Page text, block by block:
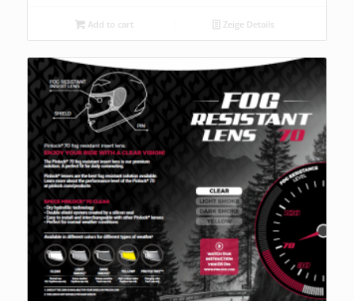
Add to cart Zeige Details